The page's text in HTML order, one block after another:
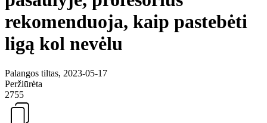
rekomenduoja, kaip pastebėti
ligą kol nevėlu
Palangos tiltas, 2023-05-17
Peržiūrėta
2755